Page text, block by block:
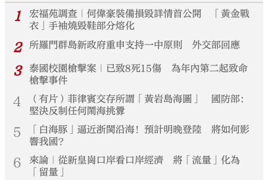
1
宏福苑調查｜何偉豪裝備損毀詳情首公開 「黃金戰
衣」手袖燒毀鞋部分熔化
2 所羅門群島新政府重申支持一中原則 外交部回應
3
泰國校園槍擊案｜已致8死15傷 為年內第二起致命
槍擊事件
4
（有片）菲律賓交存所謂「黃岩島海圖」 國防部：
堅決反制任何鬧海挑釁
5
「白海豚」逼近浙閩沿海！預計明晚登陸 將如何影
響我國？
6
來論｜從新皇崗口岸看口岸經濟 將「流量」化為
「留量」